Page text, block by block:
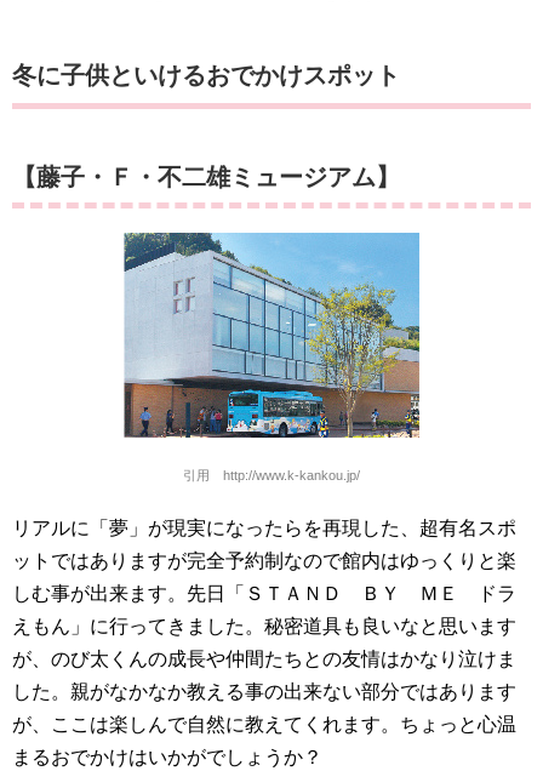
冬に子供といけるおでかけスポット
【藤子・Ｆ・不二雄ミュージアム】
引用 http://www.k-kankou.jp/
リアルに「夢」が現実になったらを再現した、超有名スポ
ットではありますが完全予約制なので館内はゆっくりと楽
しむ事が出来ます。先日「ＳＴＡＮＤ ＢＹ ＭＥ ドラ
えもん」に行ってきました。秘密道具も良いなと思います
が、のび太くんの成長や仲間たちとの友情はかなり泣けま
した。親がなかなか教える事の出来ない部分ではあります
が、ここは楽しんで自然に教えてくれます。ちょっと心温
まるおでかけはいかがでしょうか？